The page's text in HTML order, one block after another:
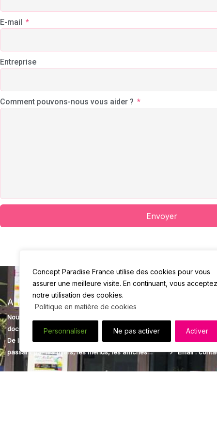
Concept Paradise France utilise des cookies pour vous
assurer une meilleure visite. En continuant, vous acceptez
notre utilisation des cookies.
Politique en matière de cookies
Personnaliser Ne pas activer Activer
E-mail
Entreprise
Comment pouvons-nous vous aider ?
Envoyer
A PROPOS
Nous réalisons l’impression de tous vos
documents.
De la carte de viste, au papier à entête en
passant par les flyers, les menus, les affiches…
Adresse : 5
sur Marne
Email :